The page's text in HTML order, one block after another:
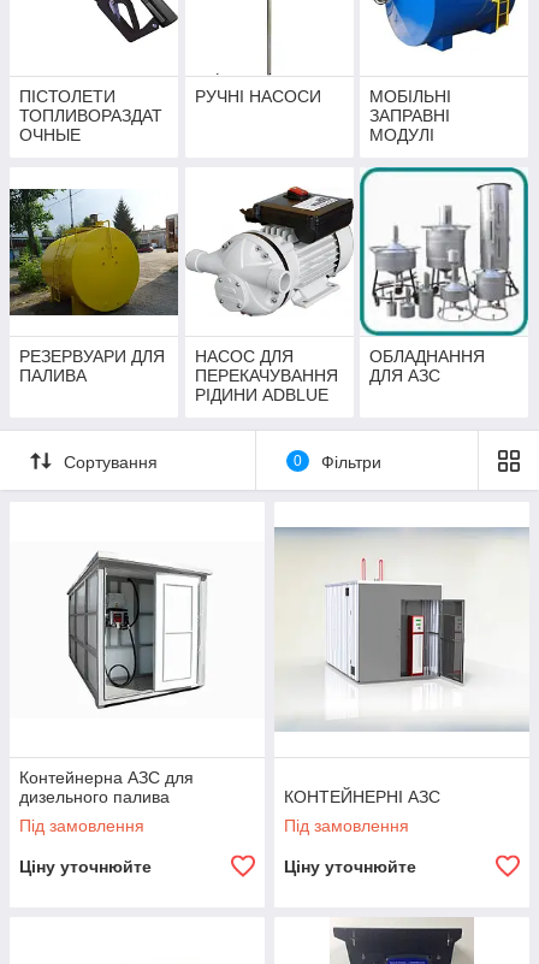
ПІСТОЛЕТИ
ТОПЛИВОРАЗДАТ
ОЧНЫЕ
РУЧНІ НАСОСИ
МОБІЛЬНІ
ЗАПРАВНІ
МОДУЛІ
РЕЗЕРВУАРИ ДЛЯ
ПАЛИВА
НАСОС ДЛЯ
ПЕРЕКАЧУВАННЯ
РІДИНИ ADBLUE
ОБЛАДНАННЯ
ДЛЯ АЗС
Сортування 0 Фільтри
Контейнерна АЗС для
дизельного палива
Під замовлення
Ціну уточнюйте
КОНТЕЙНЕРНІ АЗС
Під замовлення
Ціну уточнюйте